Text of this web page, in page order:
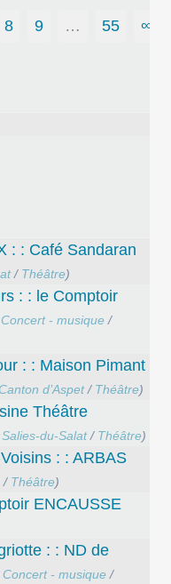
8 9 … 55 ∞
: : Café Sandaran
/ Théâtre)
: : le Comptoir
Concert - musique/
: : Maison Pimant
d’Aspet/ Théâtre)
Théâtre
du-Salat/ Théâtre)
: : ARBAS
/ Théâtre)
ENCAUSSE
: : ND de
Concert - musique/